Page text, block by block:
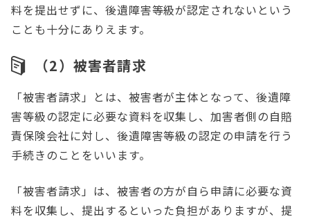
料を提出せずに、後遺障害等級が認定されないという
ことも十分にありえます。
（2）被害者請求
「被害者請求」とは、被害者が主体となって、後遺障
害等級の認定に必要な資料を収集し、加害者側の自賠
責保険会社に対し、後遺障害等級の認定の申請を行う
手続きのことをいいます。
「被害者請求」は、被害者の方が自ら申請に必要な資
料を収集し、提出するといった負担がありますが、提